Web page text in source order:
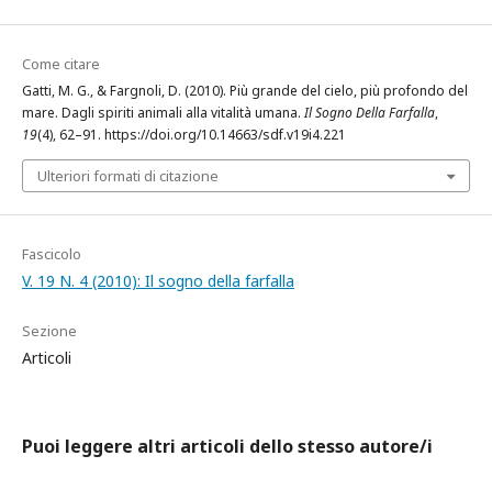
Come citare
Gatti, M. G., & Fargnoli, D. (2010). Più grande del cielo, più profondo del
mare. Dagli spiriti animali alla vitalità umana.Il Sogno Della Farfalla,
19(4), 62–91. https://doi.org/10.14663/sdf.v19i4.221
Ulteriori formati di citazione
Fascicolo
V. 19 N. 4 (2010): Il sogno della farfalla
Sezione
Articoli
Puoi leggere altri articoli dello stesso autore/i